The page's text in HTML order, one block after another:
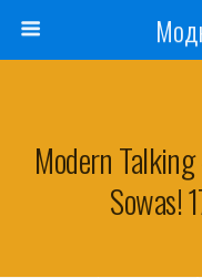
Modern
Sowas!